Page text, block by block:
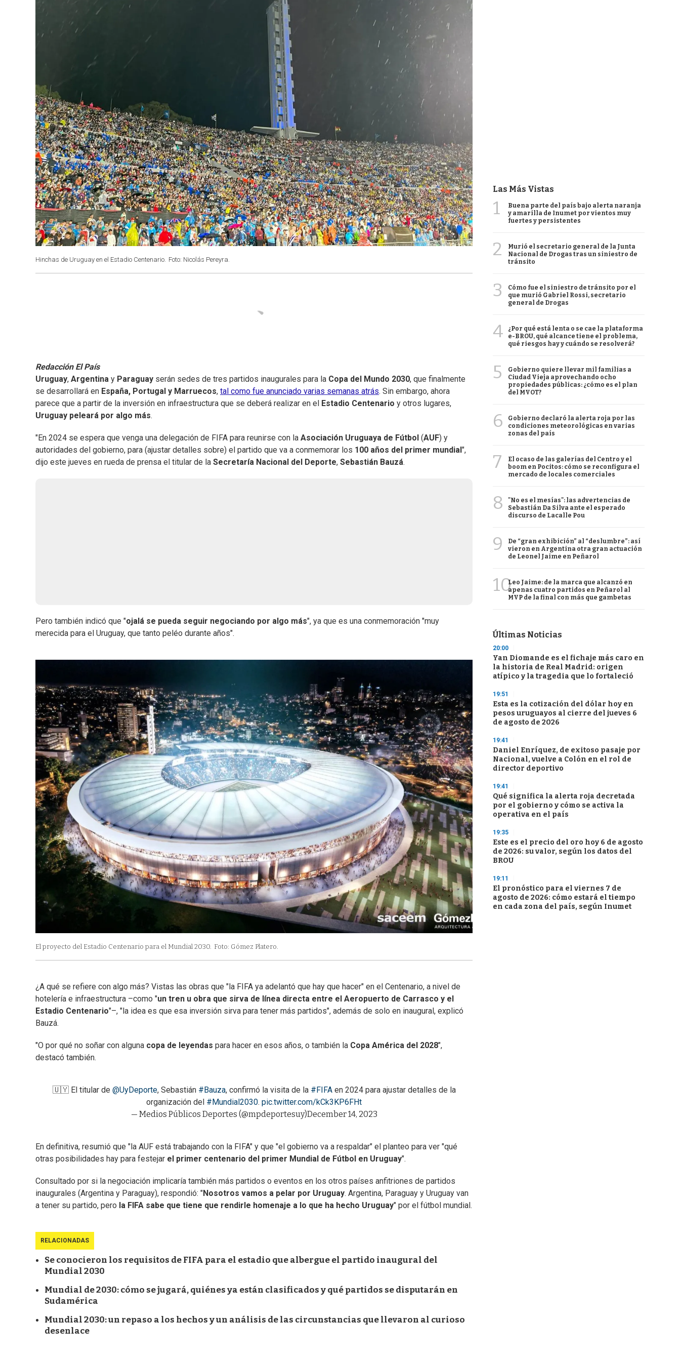
Hinchas de Uruguay en el Estadio Centenario. Foto: Nicolás Pereyra.
Redacción El País
Uruguay, Argentina y Paraguay serán sedes de tres partidos inaugurales para la Copa del Mundo 2030, que finalmente
se desarrollará en España, Portugal y Marruecos, tal como fue anunciado varias semanas atrás. Sin embargo, ahora
parece que a partir de la inversión en infraestructura que se deberá realizar en el
Estadio Centenario y otros lugares,
Uruguay peleará por algo más.
"En 2024 se espera que venga una delegación de FIFA para reunirse con la Asociación Uruguaya de Fútbol (AUF) y
autoridades del gobierno, para (ajustar detalles sobre) el partido que va a conmemorar los 100 años del primer mundial ",
dijo este jueves en rueda de prensa el titular de la Secretaría Nacional del Deporte, Sebastián Bauzá.
Pero también indicó que "ojalá se pueda seguir negociando por algo más", ya que es una conmemoración "muy
merecida para el Uruguay, que tanto peléo durante años".
El proyecto del Estadio Centenario para el Mundial 2030. Foto: Gómez Platero.
¿A qué se refiere con algo más? Vistas las obras que "la FIFA ya adelantó que hay que hacer" en el Centenario, a nivel de
hotelería e infraestructura –como "un tren u obra que sirva de línea directa entre el Aeropuerto de Carrasco y el
Estadio Centenario"–, "la idea es que esa inversión sirva para tener más partidos", además de solo en inaugural, explicó
Bauzá.
"O por qué no soñar con alguna copa de leyendas para hacer en esos años, o también la Copa América del 2028",
destacó también.
🇺🇾 El titular de @UyDeporte, Sebastián #Bauza, confirmó la visita de la #FIFAen 2024 para ajustar detalles de la
organización del #Mundial2030. pic.twitter.com/kCk3KP6FHt
— Medios Públicos Deportes (@mpdeportesuy)December 14, 2023
En definitiva, resumió que "la AUF está trabajando con la FIFA" y que "el gobierno va a respaldar" el planteo para ver "qué
otras posibilidades hay para festejar el primer centenario del primer Mundial de Fútbol en Uruguay".
Consultado por si la negociación implicaría también más partidos o eventos en los otros países anfitriones de partidos
inaugurales (Argentina y Paraguay), respondió: "Nosotros vamos a pelar por Uruguay. Argentina, Paraguay y Uruguay van
a tener su partido, pero la FIFA sabe que tiene que rendirle homenaje a lo que ha hecho Uruguay" por el fútbol mundial.
RELACIONADAS
Se conocieron los requisitos de FIFA para el estadio que albergue el partido inaugural del
Mundial 2030
Mundial de 2030: cómo se jugará, quiénes ya están clasificados y qué partidos se disputarán en
Sudamérica
Mundial 2030: un repaso a los hechos y un análisis de las circunstancias que llevaron al curioso
desenlace
Las Más Vistas
1
Buena parte del país bajo alerta naranja
y amarilla de Inumet por vientos muy
fuertes y persistentes
2
Murió el secretario general de la Junta
Nacional de Drogas tras un siniestro de
tránsito
3
Cómo fue el siniestro de tránsito por el
que murió Gabriel Rossi, secretario
general de Drogas
4
¿Por qué está lenta o se cae la plataforma
e-BROU, qué alcance tiene el problema,
qué riesgos hay y cuándo se resolverá?
5
Gobierno quiere llevar mil familias a
Ciudad Vieja aprovechando ocho
propiedades públicas: ¿cómo es el plan
del MVOT?
6
Gobierno declaró la alerta roja por las
condiciones meteorológicas en varias
zonas del país
7
El ocaso de las galerías del Centro y el
boom en Pocitos: cómo se reconfigura el
mercado de locales comerciales
8
"No es el mesías": las advertencias de
Sebastián Da Silva ante el esperado
discurso de Lacalle Pou
9
De “gran exhibición” al “deslumbre”: así
vieron en Argentina otra gran actuación
de Leonel Jaime en Peñarol
10Leo Jaime: de la marca que alcanzó en
apenas cuatro partidos en Peñarol al
MVP de la final con más que gambetas
Últimas Noticias
20:00
Yan Diomande es el fichaje más caro en
la historia de Real Madrid: origen
atípico y la tragedia que lo fortaleció
19:51
Esta es la cotización del dólar hoy en
pesos uruguayos al cierre del jueves 6
de agosto de 2026
19:41
Daniel Enríquez, de exitoso pasaje por
Nacional, vuelve a Colón en el rol de
director deportivo
19:41
Qué significa la alerta roja decretada
por el gobierno y cómo se activa la
operativa en el país
19:35
Este es el precio del oro hoy 6 de agosto
de 2026: su valor, según los datos del
BROU
19:11
El pronóstico para el viernes 7 de
agosto de 2026: cómo estará el tiempo
en cada zona del país, según Inumet